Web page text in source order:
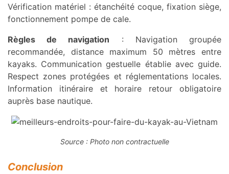
Vérification matériel : étanchéité coque, fixation siège,
fonctionnement pompe de cale.
Règles de navigation : Navigation groupée
recommandée, distance maximum 50 mètres entre
kayaks. Communication gestuelle établie avec guide.
Respect zones protégées et réglementations locales.
Information itinéraire et horaire retour obligatoire
auprès base nautique.
Source : Photo non contractuelle
Conclusion